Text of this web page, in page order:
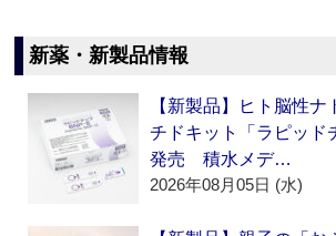
新薬・新製品情報
【新製品】ヒト脳性
チドキット「ラピッド
発売 積水メデ…
2026年08月05日 (水)